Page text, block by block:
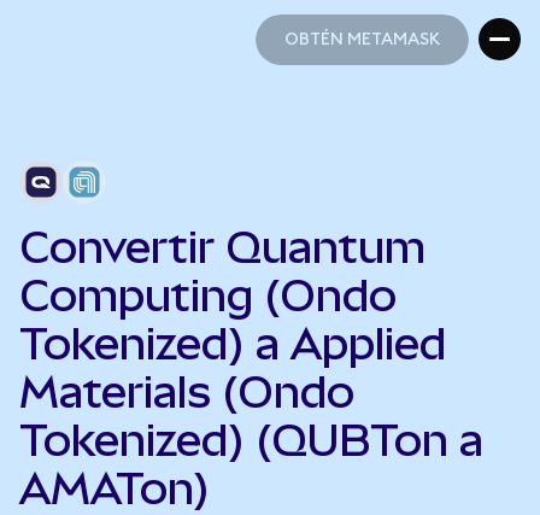
OBTÉN METAMASK
Convertir Quantum
Computing (Ondo
Tokenized) a Applied
Materials (Ondo
Tokenized) (QUBTon a
AMATon)